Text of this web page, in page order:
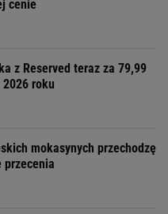
cenie
z Reserved teraz za 79,99
2026 roku
mokasynych przechodzę
przecenia